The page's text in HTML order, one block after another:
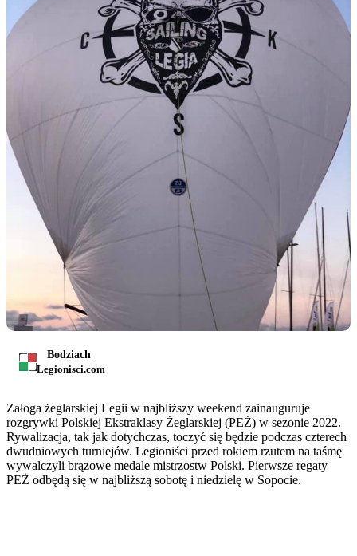
Bodziach
Legionisci.com
Załoga żeglarskiej Legii w najbliższy weekend zainauguruje
rozgrywki Polskiej Ekstraklasy Żeglarskiej (PEŻ) w sezonie 2022.
Rywalizacja, tak jak dotychczas, toczyć się będzie podczas czterech
dwudniowych turniejów. Legioniści przed rokiem rzutem na taśmę
wywalczyli brązowe medale mistrzostw Polski. Pierwsze regaty
PEŻ odbędą się w najbliższą sobotę i niedzielę w Sopocie.